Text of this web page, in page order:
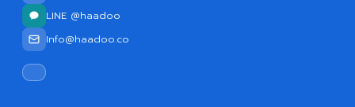
LINE @haadoo
Info@haadoo.co